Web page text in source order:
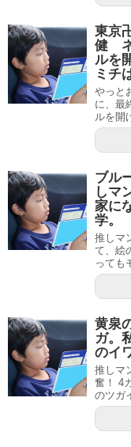
東京
健 ネ
ルを
ミチ
やっと
に、最
ルを開
ブル
しマ
家に
学。
推しマ
て、絵
っても
黄泉
ガ。
のイ
推しマ
奮！ 4
のツガ